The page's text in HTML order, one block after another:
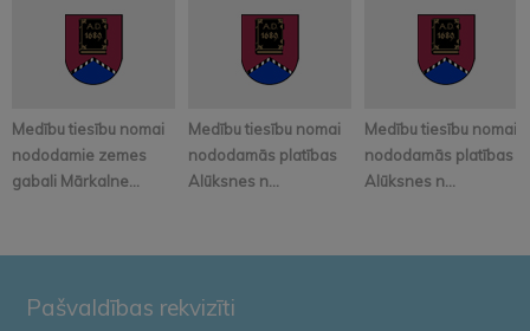
Medību tiesību nomai
nododamie zemes
gabali Mārkalne...
Medību tiesību nomai
nododamās platības
Alūksnes n...
Medību tiesību nomai
nododamās platības
Alūksnes n...
Pašvaldības rekvizīti